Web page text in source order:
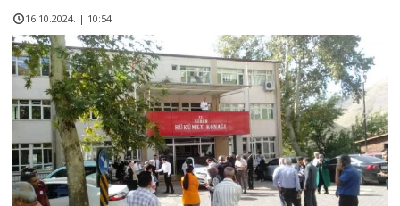
16.10.2024. | 10:54